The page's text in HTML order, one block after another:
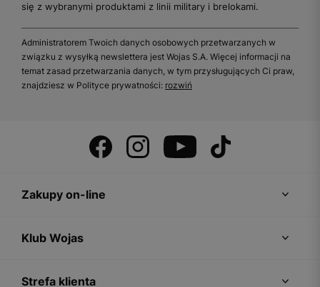
się z wybranymi produktami z linii military i brelokami.
Administratorem Twoich danych osobowych przetwarzanych w
związku z wysyłką newslettera jest Wojas S.A. Więcej informacji na
temat zasad przetwarzania danych, w tym przysługujących Ci praw,
znajdziesz w Polityce prywatności: rozwiń
Zakupy on-line
Klub Wojas
Strefa klienta